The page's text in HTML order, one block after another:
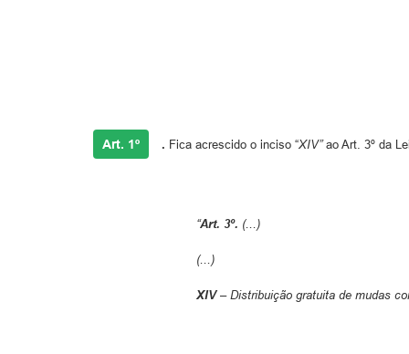
Art. 1º . Fica acrescido o inciso “XIV”ao Art. 3º da
“Art. 3º. (...)
(...)
XIV –Distribuição gratuita de mudas